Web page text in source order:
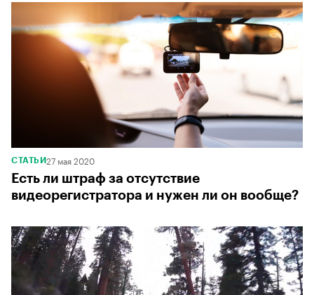
СТАТЬИ27 мая 2020
Есть ли штраф за отсутствие
видеорегистратора и нужен ли он вообще?